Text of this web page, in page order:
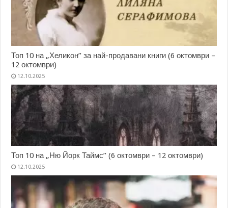
Топ 10 на „Хеликон” за най-продавани книги (6 октомври –
12 октомври)
12.10.2025
Топ 10 на „Ню Йорк Таймс” (6 октомври – 12 октомври)
12.10.2025